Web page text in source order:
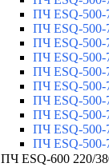
ПЧ ESQ-500-
ПЧ ESQ-500-
ПЧ ESQ-500-
ПЧ ESQ-500-
ПЧ ESQ-500-
ПЧ ESQ-500-
ПЧ ESQ-500-
ПЧ ESQ-500-
ПЧ ESQ-500-
ПЧ ESQ-500-
ПЧ ESQ-600 220/